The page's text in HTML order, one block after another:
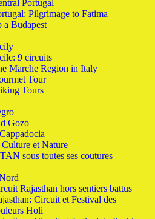
Portugal
Pilgrimage to Fatima
Budapest
9 circuits
Marche Region in Italy
Tour
Tours
Gozo
Culture et Nature
sous toutes ses coutures
Rajasthan hors sentiers battus
Circuit et Festival des
Holi